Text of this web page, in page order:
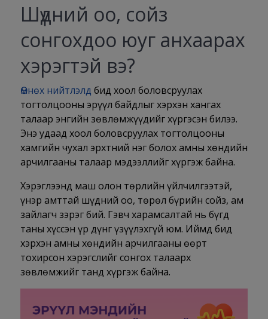
Шүдний оо, сойз
сонгохдоо юуг анхаарах
хэрэгтэй вэ?
Өмнөх нийтлэлд бид хоол боловсруулах
тогтолцооны эрүүл байдлыг хэрхэн хангах
талаар энгийн зөвлөмжүүдийг хүргэсэн билээ.
Энэ удаад хоол боловсруулах тогтолцооны
хамгийн чухал эрхтний нэг болох амны хөндийн
арчилгааны талаар мэдээллийг хүргэж байна.
Хэрэглээнд маш олон төрлийн үйлчилгээтэй,
үнэр амттай шүдний оо, төрөл бүрийн сойз, ам
зайлагч зэрэг бий. Гэвч харамсалтай нь бүгд
таны хүссэн үр дүнг үзүүлэхгүй юм. Иймд бид
хэрхэн амны хөндийн арчилгааны өөрт
тохирсон хэрэгслийг сонгох талаарх
зөвлөмжийг танд хүргэж байна.